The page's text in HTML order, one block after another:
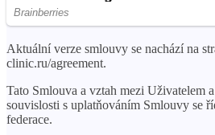
Aktuální verze smlouvy se nachází na
clinic.ru/agreement.
Tato Smlouva a vztah mezi Uživatelem
souvislosti s uplatňováním Smlouvy se
federace.